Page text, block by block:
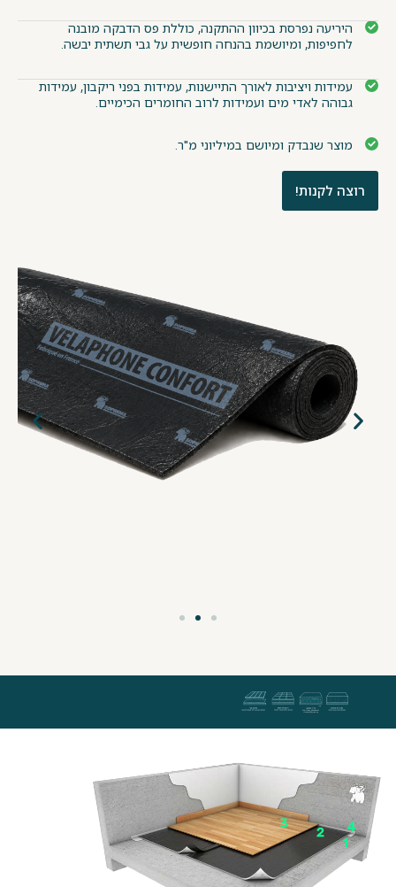
היריעה נפרסת בכיוון ההתקנה, כוללת פס הדבקה מובנה
לחפיפות, ומיושמת בהנחה חופשית על גבי תשתית יבשה.
עמידות ויציבות לאורך התיישנות, עמידות בפני ריקבון, עמידות
גבוהה לאדי מים ועמידות לרוב החומרים הכימיים.
מוצר שנבדק ומיושם במיליוני מ"ר.
רוצה לקנות!